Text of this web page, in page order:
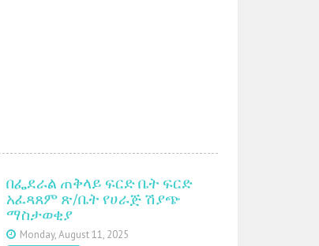
በፌደራል ጠቅላይ ፍርድ ቤት ፍርድ
አፈጻጸም ጽ/ቤት የሀራጅ ሽያጭ
ማስታወቂያ
Monday, August 11, 2025